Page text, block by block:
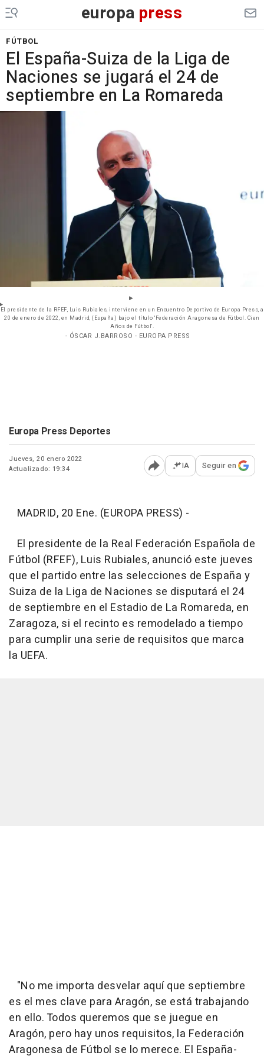
europa press
FÚTBOL
El España-Suiza de la Liga de
Naciones se jugará el 24 de
septiembre en La Romareda
El presidente de la RFEF, Luis Rubiales, interviene en un Encuentro Deportivo de Europa Press, a
20 de enero de 2022, en Madrid, (España) bajo el título 'Federación Aragonesa de Fútbol. Cien
Años de Fútbol'.
- ÓSCAR J.BARROSO - EUROPA PRESS
Europa Press Deportes
Jueves, 20 enero 2022
Actualizado: 19:34
Abrir opciones para
IA Seguir en
MADRID, 20 Ene. (EUROPA PRESS) -
El presidente de la Real Federación Española de
Fútbol (RFEF), Luis Rubiales, anunció este jueves
que el partido entre las selecciones de España y
Suiza de la Liga de Naciones se disputará el 24
de septiembre en el Estadio de La Romareda, en
Zaragoza, si el recinto es remodelado a tiempo
para cumplir una serie de requisitos que marca
la UEFA.
"No me importa desvelar aquí que septiembre
es el mes clave para Aragón, se está trabajando
en ello. Todos queremos que se juegue en
Aragón, pero hay unos requisitos, la Federación
Aragonesa de Fútbol se lo merece. El España-